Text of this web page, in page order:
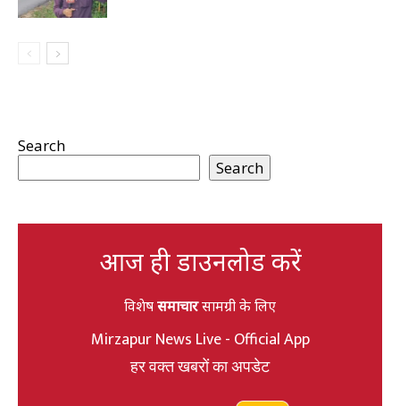
Search
Search
आज ही डाउनलोड करें
विशेषसमाचारसामग्री के लिए
Mirzapur News Live - Official App
हर वक्त खबरों का अपडेट